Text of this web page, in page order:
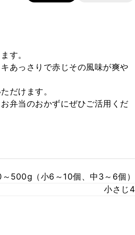
す。
あっさりで赤じその風味が爽や
だけます。
弁当のおかずにぜひご活用くだ
500g（小6～10個、中3～6個）
小さじ4